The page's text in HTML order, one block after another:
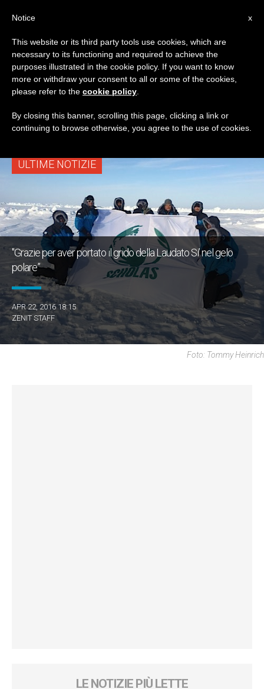
TAG
Posts Tagged ‘polo
Nord’
ULTIME NOTIZIE
"Grazie per aver portato il grido della Laudato Si’ nel gelo
polare”
APR 22, 2016 18:15
ZENIT STAFF
Foto: Tommy Heinrich
LE NOTIZIE PIÙ LETTE
x
Notice
This website or its third party tools use cookies, which are
necessary to its functioning and required to achieve the
purposes illustrated in the cookie policy. If you want to know
more or withdraw your consent to all or some of the cookies,
please refer to the cookie policy
By closing this banner, scrolling this page, clicking a link or
continuing to browse otherwise, you agree to the use of cookies.